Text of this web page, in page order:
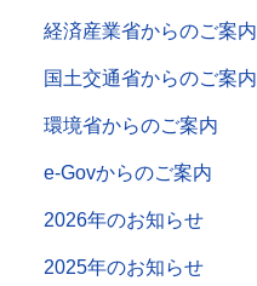
経済産業省からのご案内
国土交通省からのご案内
環境省からのご案内
e-Govからのご案内
2026年のお知らせ
2025年のお知らせ